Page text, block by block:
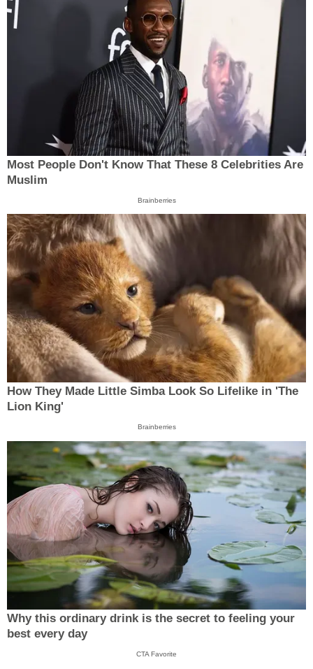
Most People Don't Know That These 8 Celebrities Are
Muslim
Brainberries
How They Made Little Simba Look So Lifelike in 'The
Lion King'
Brainberries
Why this ordinary drink is the secret to feeling your
best every day
CTA Favorite